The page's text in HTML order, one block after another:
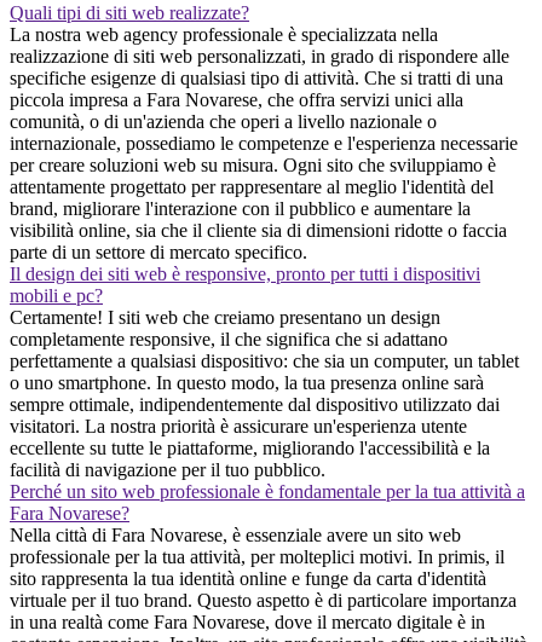
Quali tipi di siti web realizzate?
La nostra web agency professionale è specializzata nella
realizzazione di siti web personalizzati, in grado di rispondere alle
specifiche esigenze di qualsiasi tipo di attività. Che si tratti di una
piccola impresa a Fara Novarese, che offra servizi unici alla
comunità, o di un'azienda che operi a livello nazionale o
internazionale, possediamo le competenze e l'esperienza necessarie
per creare soluzioni web su misura. Ogni sito che sviluppiamo è
attentamente progettato per rappresentare al meglio l'identità del
brand, migliorare l'interazione con il pubblico e aumentare la
visibilità online, sia che il cliente sia di dimensioni ridotte o faccia
parte di un settore di mercato specifico.
Il design dei siti web è responsive, pronto per tutti i dispositivi
mobili e pc?
Certamente! I siti web che creiamo presentano un design
completamente responsive, il che significa che si adattano
perfettamente a qualsiasi dispositivo: che sia un computer, un tablet
o uno smartphone. In questo modo, la tua presenza online sarà
sempre ottimale, indipendentemente dal dispositivo utilizzato dai
visitatori. La nostra priorità è assicurare un'esperienza utente
eccellente su tutte le piattaforme, migliorando l'accessibilità e la
facilità di navigazione per il tuo pubblico.
Perché un sito web professionale è fondamentale per la tua attività a
Fara Novarese?
Nella città di Fara Novarese, è essenziale avere un sito web
professionale per la tua attività, per molteplici motivi. In primis, il
sito rappresenta la tua identità online e funge da carta d'identità
virtuale per il tuo brand. Questo aspetto è di particolare importanza
in una realtà come Fara Novarese, dove il mercato digitale è in